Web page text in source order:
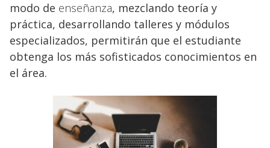
modo de enseñanza, mezclando teoría y
práctica, desarrollando talleres y módulos
especializados, permitirán que el estudiante
obtenga los más sofisticados conocimientos en
el área.